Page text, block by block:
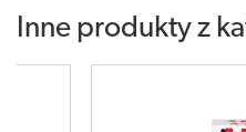
Inne produkty z